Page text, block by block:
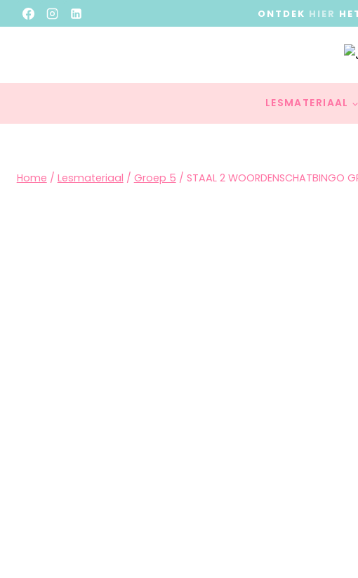
ONTDEK HIER
LESMATERIAAL
Home / Lesmateriaal / Groep 5 / STAAL 2 WOORDENSCHATBINGO